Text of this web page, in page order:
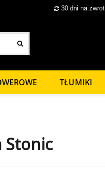
30 dni na zwrot
TŁUMIKI
Stonic